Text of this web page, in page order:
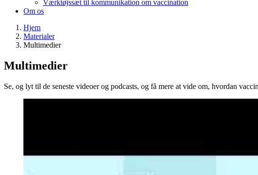
Værktøjssæt til kommunikation om vaccination
Om os
Hjem
Materialer
Multimedier
Multimedier
Se, og lyt til de seneste videoer og podcasts, og få mere at vide om, hvordan